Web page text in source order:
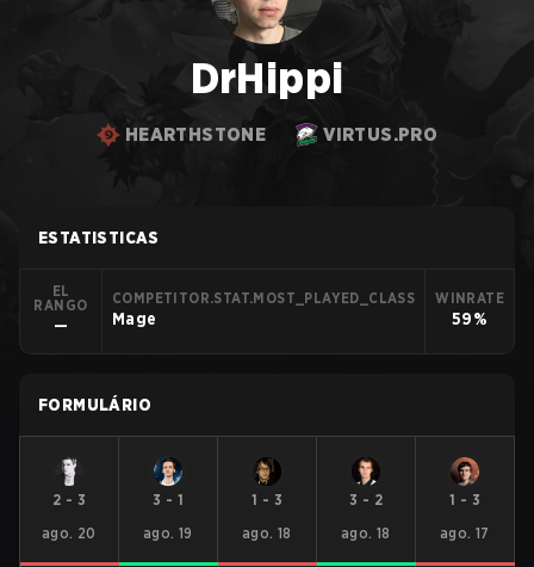
DrHippi
HEARTHSTONE VIRTUS.PRO
ESTATISTICAS
EL
RANGO
—
COMPETITOR.STAT.MOST_PLAYED_CLASS
Mage
WINRATE
59%
FORMULÁRIO
2 - 3
ago. 20
3 - 1
ago. 19
1 - 3
ago. 18
3 - 2
ago. 18
1 - 3
ago. 17